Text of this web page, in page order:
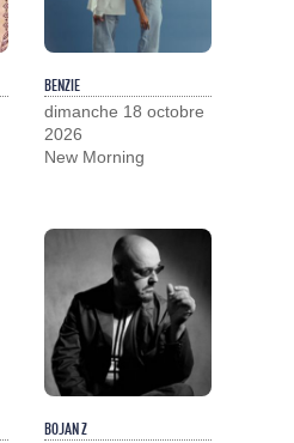
BENZIE
dimanche 18 octobre
2026
New Morning
BOJAN Z